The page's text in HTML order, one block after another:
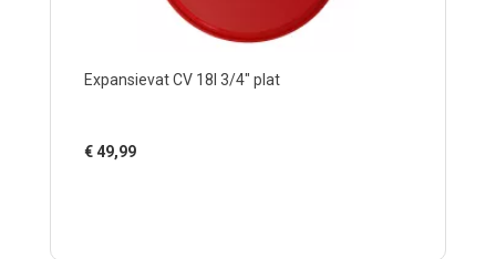
Expansievat CV 18l 3/4" plat
€49,99